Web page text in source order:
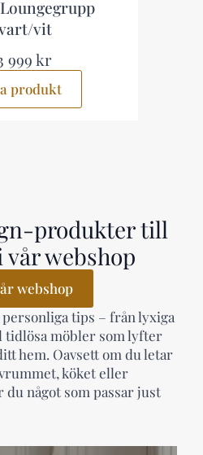
vit
999 kr
produkt
produkter till
webshop
webshop
tips – från lyxiga
möbler som lyfter
hem. Oavsett om du letar
köket eller
något som passar just